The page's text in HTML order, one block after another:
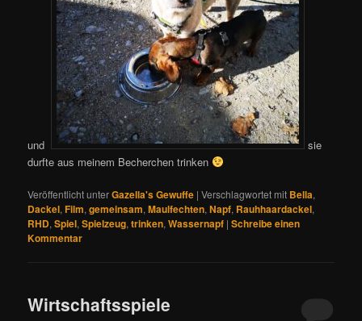
und
sie
durfte aus meinem Becherchen trinken
Veröffentlicht unterGazella's Gewuffe |Verschlagwortet mit Bella,
Dackel,Film,gemeinsam,Maulfechten,Napf, Rauhhaardackel,
RHD,Spiel,Spielzeug,trinken,Wassernapf |Schreibe einen
Kommentar
Wirtschaftsspiele